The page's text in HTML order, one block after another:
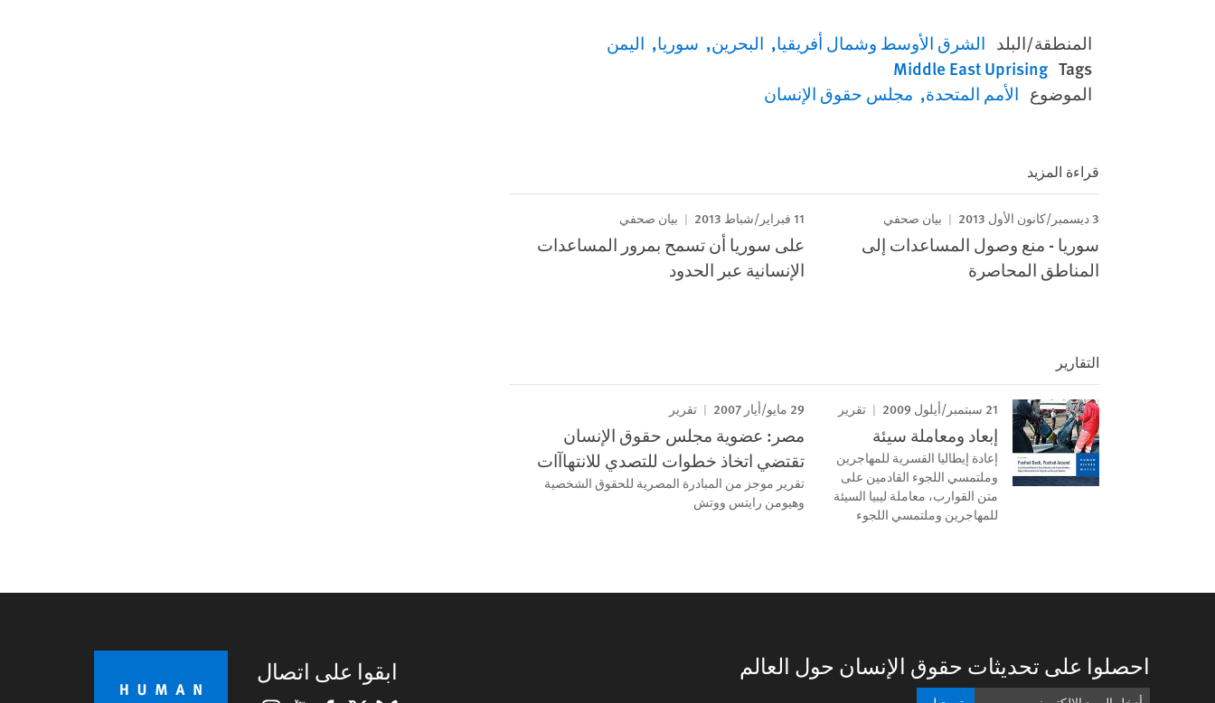
المنطقة/البلد الشرق الأوسط وشمال أفريقيا البحرين سوريا اليمن
Tags
Middle East Uprising
الموضوع الأمم المتحدة مجلس حقوق الإنسان
قراءة المزيد
3 ديسمبر/كانون الأول 2013 بيان صحفي
سوريا - منع وصول المساعدات إلى
المناطق المحاصرة
11 فبراير/شباط 2013 بيان صحفي
على سوريا أن تسمح بمرور المساعدات
الإنسانية عبر الحدود
التقارير
21 سبتمبر/أيلول 2009 تقرير
إبعاد ومعاملة سيئة
إعادة إيطاليا القسرية للمھاجرين
وملتمسي اللجوء القادمين على
متن القوارب، معاملة ليبيا السيئة
للمھاجرين وملتمسي اللجوء
29 مايو/أيار 2007 تقرير
مصر: عضوية مجلس حقوق الإنسان
تقتضي اتخاذ خطوات للتصدي للانتهاآات
تقرير موجز من المبادرة المصرية للحقوق الشخصية
وهيومن رايتس ووتش
احصلوا على تحديثات حقوق الإنسان حول العالم ابقوا على اتصال